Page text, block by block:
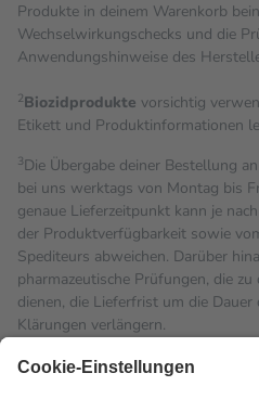
Produkte in deinem Warenkorb
Wechselwirkungschecks und die
Anwendungshinweise des
2Biozidprodukte vorsichtig
Etikett und Produktinformationen
3Die Übergabe deiner Bestellung
bei uns werktags von Montag bis
genaue Lieferzeitpunkt kann je
der Produktverfügbarkeit sowie
Spediteurs abweichen. Darüber
pharmazeutische Prüfungen, die
dienen, die Lieferfrist um die
Klärungen verlängern.
4Für verschreibungspflichtige